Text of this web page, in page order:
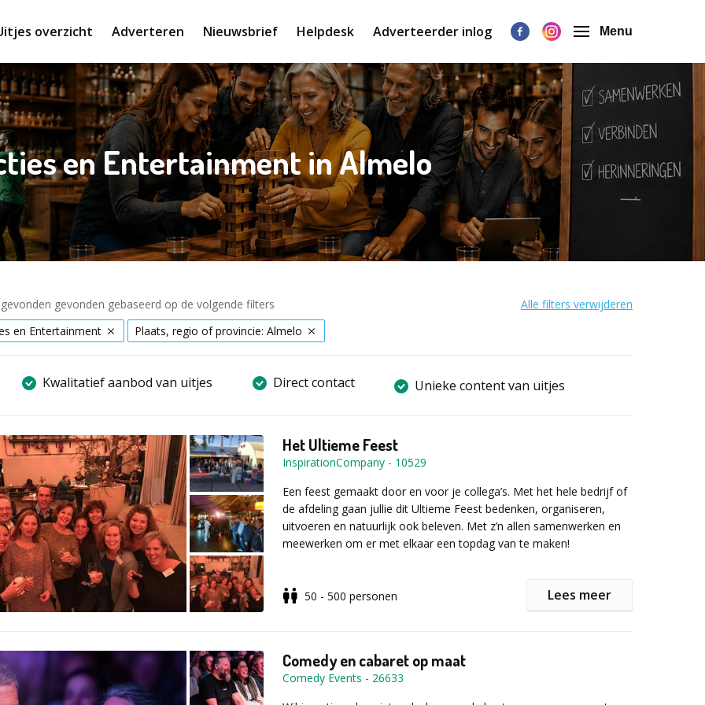
overzicht Adverteren Nieuwsbrief Helpdesk Adverteerder inlog Menu
en Entertainment in Almelo
gevonden gebaseerd op de volgende filters
Alle filters verwijderen
en Entertainment
Plaats, regio of provincie: Almelo
Kwalitatief aanbod van uitjes Direct contact Unieke content van uitjes
Het Ultieme Feest
InspirationCompany - 10529
Een feest gemaakt door en voor je collega’s. Met het hele bedrijf of
de afdeling gaan jullie dit Ultieme Feest bedenken, organiseren,
uitvoeren en natuurlijk ook beleven. Met z’n allen samenwerken en
meewerken om er met elkaar een topdag van te maken!
Er is ontzettend veel te doen op deze feestdag. Bij een goed feest
wordt gehouden een mooie en feestelijke uitstraling heeft. Daarom
kunnen mensen, naar gelang de groepsgrootte, kiezen uit een
aantal workshops om hen op weg te helpen een bijdrage te leveren
50 - 500 personen Lees meer
Comedy en cabaret op maat
Comedy Events - 26633